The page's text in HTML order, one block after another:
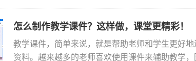
怎么制作教学课件？这样做，课堂更精彩！
教学课件，简单来说，就是帮助老师和学生更好
资料。越来越多的老师喜欢使用课件来辅助教学